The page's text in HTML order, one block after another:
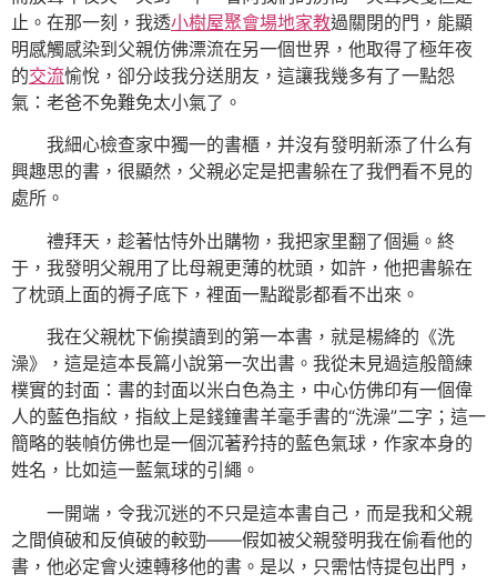
止。在那一刻，我透小樹屋聚會場地家教過關閉的門，能顯
明感觸感染到父親仿佛漂流在另一個世界，他取得了極年夜
的交流愉悅，卻分歧我分送朋友，這讓我幾多有了一點怨
氣：老爸不免難免太小氣了。
我細心檢查家中獨一的書櫃，并沒有發明新添了什么有
興趣思的書，很顯然，父親必定是把書躲在了我們看不見的
處所。
禮拜天，趁著怙恃外出購物，我把家里翻了個遍。終
于，我發明父親用了比母親更薄的枕頭，如許，他把書躲在
了枕頭上面的褥子底下，裡面一點蹤影都看不出來。
我在父親枕下偷摸讀到的第一本書，就是楊絳的《洗
澡》，這是這本長篇小說第一次出書。我從未見過這般簡練
樸實的封面：書的封面以米白色為主，中心仿佛印有一個偉
人的藍色指紋，指紋上是錢鐘書羊毫手書的“洗澡”二字；這一
簡略的裝幀仿佛也是一個沉著矜持的藍色氣球，作家本身的
姓名，比如這一藍氣球的引繩。
一開端，令我沉迷的不只是這本書自己，而是我和父親
之間偵破和反偵破的較勁——假如被父親發明我在偷看他的
書，他必定會火速轉移他的書。是以，只需怙恃提包出門，